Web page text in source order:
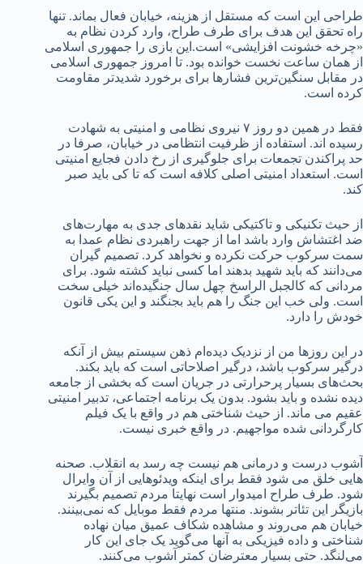
طراحی این است که مستقل از هزینه، خیابان فعال بماند. تنها
راه تحقق این هدف برای طرف طراح، وارد کردن نظام به
«چرخه خشونت افزایشی» است.این بازی را جمهوری اسلامی
از همان ساعت نخست خوانده بود. تا امروز جمهوری اسلامی
در مقابل سنگین‌ترین فشارها برای برخورد شدیدتر مقاومت
کرده است.
فقط در همین دو روز ۷ نیروی نظامی و امنیتی به شهادت
رسیده اند. استفاده از ظرفیت انتظامی در خیابان، صرفا در
حد پراکندن تجمعات برای جلوگیری از رخ دادن فجایع امنیتی
است. استعداد امنیتی اصلی کلافه است که تا کی باید صبر
کند.
از حیث تکنیکی و تاکتیکی شاید نقدهای جدی به مهارت‌های
ضد اغتشاش وارد باشد اما از جهت راهبردی نظام عمدا به
سمت سرکوب حرکت نکرده و نخواهد کرد. تصمیم گیران
می‌دانند که باید شهید بدهند اما کسی نباید کشته شود. برای
مردانی که کالجبل الراسخ چهل سال جنگیده‌اند خیلی سخت
است. ولی خب این جنگ را هم باید بجنگند و این یکی قانون
خودش را دارد.
در این روزها من از نزدیک دیده‌ام ذهن سیستم بیش از آنکه
درگیر سرکوب باشد، درگیر اصلاحاتی است که باید بکند.
بحث‌های بسیار پرحرارتی در جریان است که بخشی از جامعه
دیده نشده و باید بشود. بدون یک برنامه اجتماعی، تدبیر امنیتی
عقیم می ماند. از حیث شناختی هم در واقع با یک فیلم
کارگردانی شده مواجهیم. در واقع خبری نیست.
آشوب درست و درمانی هم نیست چه رسد به انقلاب‌. صحنه
هایی خلق می شود فقط برای اینکه ویدئوهایی از آن وایرال
شود. طرف طراح امیدوار است نهایتا مردم تصمیم بگیرند
بازیگر این تئاتر بشوند. منتها مردم فقط موبایل که نمی‌بینند.
خیابان هم می‌روند و مشاهده شکاف عمیق میان نهاده
شناختی و داده فیزیکی به آنها می‌گوید یک جای این کار
می‌لنگد. حتی بسیار معترضان کمتر آشوب می‌کنند.